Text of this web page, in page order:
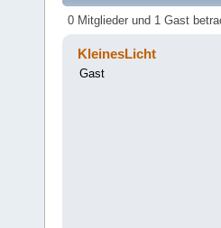
0 Mitglieder und 1 Gast
KleinesLicht
Gast